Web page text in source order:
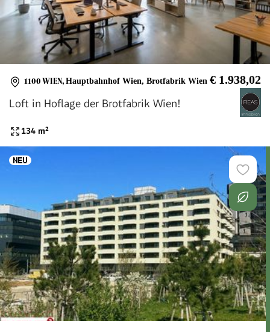
1100 WIEN, Hauptbahnhof Wien, Brotfabrik Wien € 1.938,02
Loft in Hoflage der Brotfabrik Wien!
134 m²